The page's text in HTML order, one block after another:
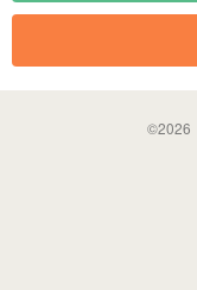
©2026